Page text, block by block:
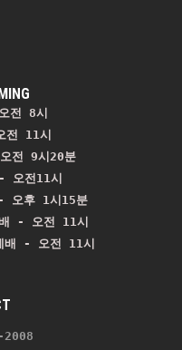
전 8시
전 11시
전 9시20분
오전11시
오후 1시15분
- 오전 11시
배 - 오전 11시